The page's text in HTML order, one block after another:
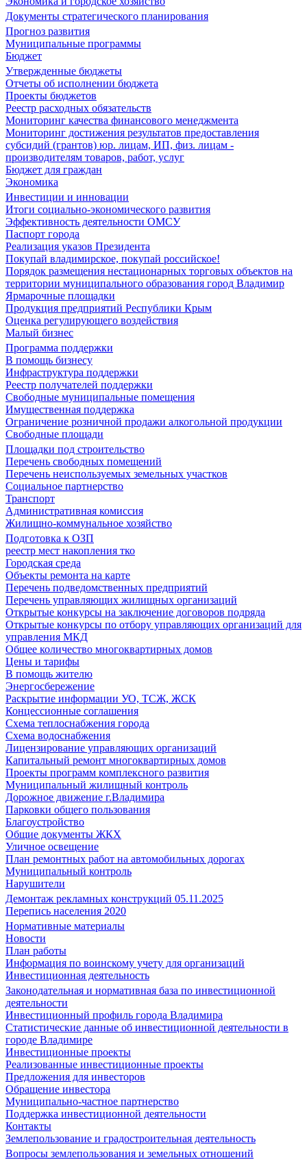
Документы стратегического планирования
Прогноз развития
Муниципальные программы
Бюджет
Утвержденные бюджеты
Отчеты об исполнении бюджета
Проекты бюджетов
Реестр расходных обязательств
Мониторинг качества финансового менеджмента
Мониторинг достижения результатов предоставления
субсидий (грантов) юр. лицам, ИП, физ. лицам -
производителям товаров, работ, услуг
Бюджет для граждан
Экономика
Инвестиции и инновации
Итоги социально-экономического развития
Эффективность деятельности ОМСУ
Паспорт города
Реализация указов Президента
Покупай владимирское, покупай российское!
Порядок размещения нестационарных торговых объектов на
территории муниципального образования город Владимир
Ярмарочные площадки
Продукция предприятий Республики Крым
Оценка регулирующего воздействия
Малый бизнес
Программа поддержки
В помощь бизнесу
Инфраструктура поддержки
Реестр получателей поддержки
Свободные муниципальные помещения
Имущественная поддержка
Ограничение розничной продажи алкогольной продукции
Свободные площади
Площадки под строительство
Перечень свободных помещений
Перечень неиспользуемых земельных участков
Социальное партнерство
Транспорт
Административная комиссия
Жилищно-коммунальное хозяйство
Подготовка к ОЗП
реестр мест накопления тко
Городская среда
Объекты ремонта на карте
Перечень подведомственных предприятий
Перечень управляющих жилищных организаций
Открытые конкурсы на заключение договоров подряда
Открытые конкурсы по отбору управляющих организаций для
управления МКД
Общее количество многоквартирных домов
Цены и тарифы
В помощь жителю
Энергосбережение
Раскрытие информации УО, ТСЖ, ЖСК
Концессионные соглашения
Схема теплоснабжения города
Схема водоснабжения
Лицензирование управляющих организаций
Капитальный ремонт многоквартирных домов
Проекты программ комплексного развития
Муниципальный жилищный контроль
Дорожное движение г.Владимира
Парковки общего пользования
Благоустройство
Общие документы ЖКХ
Уличное освещение
План ремонтных работ на автомобильных дорогах
Муниципальный контроль
Нарушители
Демонтаж рекламных конструкций 05.11.2025
Перепись населения 2020
Нормативные материалы
Новости
План работы
Информация по воинскому учету для организаций
Инвестиционная деятельность
Законодательная и нормативная база по инвестиционной
деятельности
Инвестиционный профиль города Владимира
Статистические данные об инвестиционной деятельности в
городе Владимире
Инвестиционные проекты
Реализованные инвестиционные проекты
Предложения для инвесторов
Обращение инвестора
Муниципально-частное партнерство
Поддержка инвестиционной деятельности
Контакты
Землепользование и градостроительная деятельность
Вопросы землепользования и земельных отношений